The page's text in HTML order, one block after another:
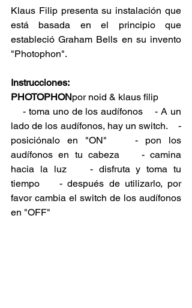
Klaus Filip presenta su instalación que
está basada en el principio que
estableció Graham Bells en su invento
"Photophon".
Instrucciones:
PHOTOPHONpor noid & klaus filip
- toma uno de los audífonos    - A un
lado de los audífonos, hay un switch.    -
posiciónalo en "ON"    - pon los
audífonos en tu cabeza    - camina
hacia la luz    - disfruta y toma tu
tiempo    - después de utilizarlo, por
favor cambia el switch de los audífonos
en "OFF"